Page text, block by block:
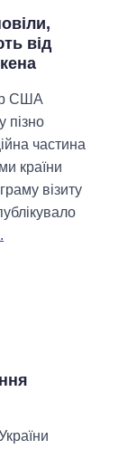
від
США
пізно
частина
країни
візиту